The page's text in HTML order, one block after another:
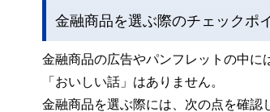
金融商品を選ぶ際のチェックポ
金融商品の広告やパンフレットの中に
「おいしい話」はありません。
金融商品を選ぶ際には、次の点を確認